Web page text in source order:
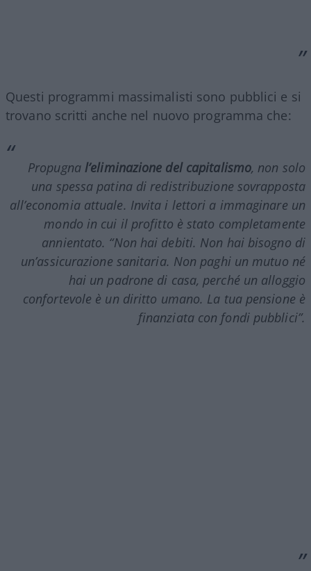
Questi programmi massimalisti sono pubblici e si
trovano scritti anche nel nuovo programma che:
Propugna l’eliminazione del capitalismo, non solo
una spessa patina di redistribuzione sovrapposta
all’economia attuale. Invita i lettori a immaginare un
mondo in cui il profitto è stato completamente
annientato. “Non hai debiti. Non hai bisogno di
un’assicurazione sanitaria. Non paghi un mutuo né
hai un padrone di casa, perché un alloggio
confortevole è un diritto umano. La tua pensione è
finanziata con fondi pubblici”.